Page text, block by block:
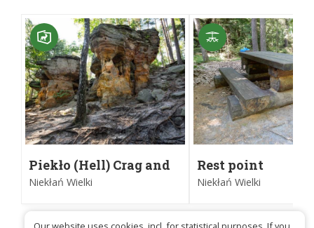
Piekło (Hell) Crag and
Tail near Niekłań
Niekłań Wielki
Rest point
Niekłań Wielki